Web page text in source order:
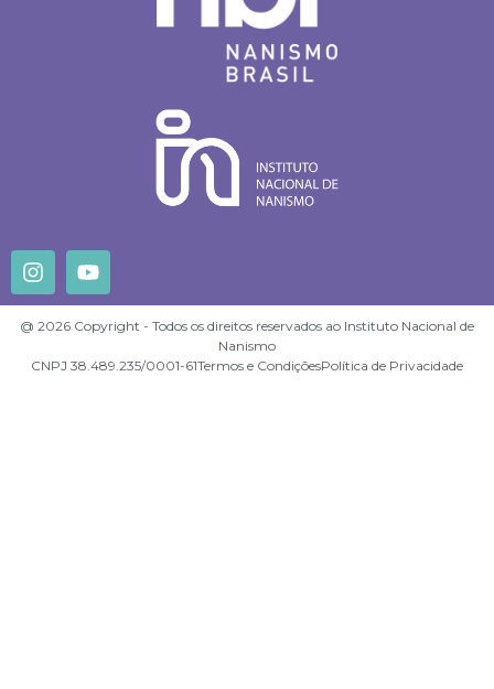
@ 2026 Copyright - Todos os direitos reservados ao Instituto Nacional de
Nanismo
CNPJ 38.489.235/0001-61Termos e CondiçõesPolítica de Privacidade